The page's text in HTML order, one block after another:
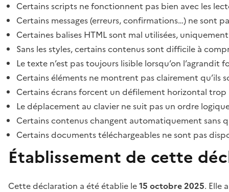
Certains scripts ne fonctionnent pas bien avec les
Certains messages (erreurs, confirmations…) ne sont
Certaines balises HTML sont mal utilisées,
Sans les styles, certains contenus sont difficile à
Le texte n’est pas toujours lisible lorsqu’on l’agrandit
Certains éléments ne montrent pas clairement qu’ils
Certains écrans forcent un défilement horizontal
Le déplacement au clavier ne suit pas un ordre
Certains contenus changent automatiquement sans
Certains documents téléchargeables ne sont pas
Établissement de cette
Cette déclaration a été établie le15 octobre 2025. Elle